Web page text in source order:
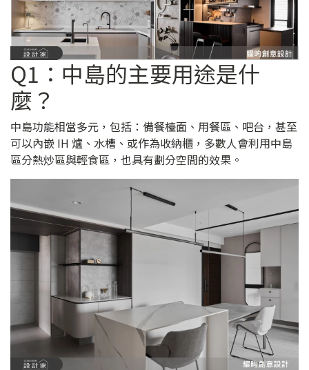
Q1：中島的主要用途是什
麼？
中島功能相當多元，包括：備餐檯面、用餐區、吧台，甚至
可以內嵌 IH 爐、水槽、或作為收納櫃，多數人會利用中島
區分熱炒區與輕食區，也具有劃分空間的效果。